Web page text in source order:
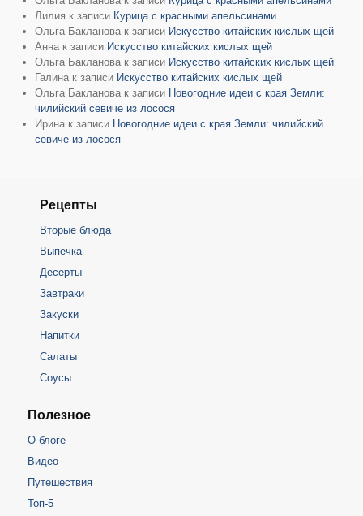
Лилия к записи Курица с красными апельсинами
Ольга Бакланова к записи Искусство китайских кислых щей
Анна к записи Искусство китайских кислых щей
Ольга Бакланова к записи Искусство китайских кислых щей
Галина к записи Искусство китайских кислых щей
Ольга Бакланова к записи Новогодние идеи с края Земли:
чилийский севиче из лосося
Ирина к записи Новогодние идеи с края Земли: чилийский
севиче из лосося
Рецепты
Вторые блюда
Выпечка
Десерты
Завтраки
Закуски
Напитки
Салаты
Соусы
Полезное
О блоге
Видео
Путешествия
Топ-5